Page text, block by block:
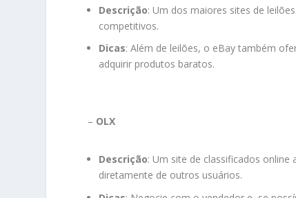
Descrição: Um dos maiores sites de
competitivos.
Dicas: Além de leilões, o eBay também
adquirir produtos baratos.
– OLX
Descrição: Um site de classificados
diretamente de outros usuários.